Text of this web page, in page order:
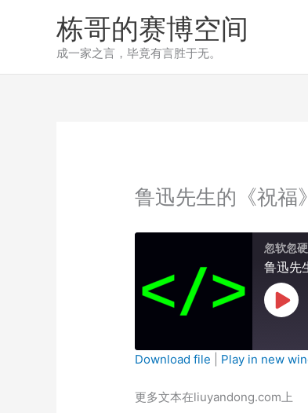
栋哥的赛博空间
成一家之言，毕竟有言胜于无。
鲁迅先生的《祝福》
忽软忽硬
鲁迅先
Play
RSS FEED
Download file Play in new
更多文本在liuyandong.com上